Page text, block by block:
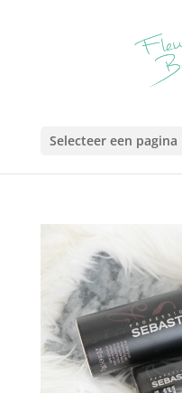
Selecteer een pagina